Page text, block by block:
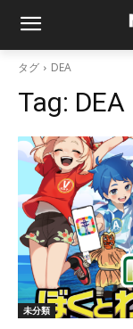
タグ DEA
Tag: DEA
未分類